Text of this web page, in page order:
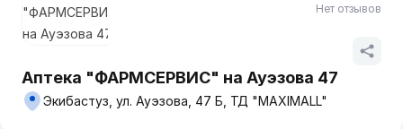
Аптека "ФАРМСЕРВИС" на Ауэзова 47
Экибастуз, ул. Ауэзова, 47 Б, ТД "MAXIMALL"
Нет отзывов